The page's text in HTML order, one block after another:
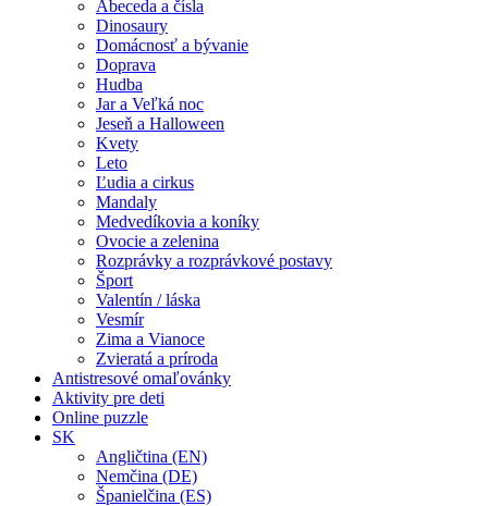
Abeceda a čísla
Dinosaury
Domácnosť a bývanie
Doprava
Hudba
Jar a Veľká noc
Jeseň a Halloween
Kvety
Leto
Ľudia a cirkus
Mandaly
Medvedíkovia a koníky
Ovocie a zelenina
Rozprávky a rozprávkové postavy
Šport
Valentín / láska
Vesmír
Zima a Vianoce
Zvieratá a príroda
Antistresové omaľovánky
Aktivity pre deti
Online puzzle
SK
Angličtina (EN)
Nemčina (DE)
Španielčina (ES)